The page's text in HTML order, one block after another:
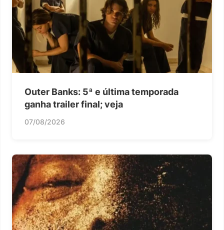
Outer Banks: 5ª e última temporada
ganha trailer final; veja
07/08/2026